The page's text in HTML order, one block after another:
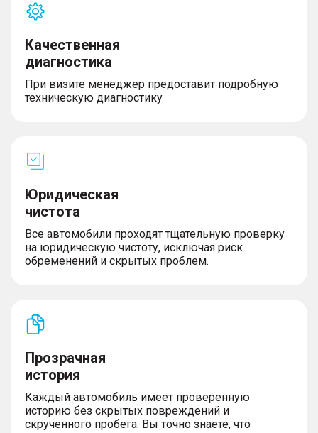
Качественная
диагностика
При визите менеджер предоставит подробную
техническую диагностику
Юридическая
чистота
Все автомобили проходят тщательную проверку
на юридическую чистоту, исключая риск
обременений и скрытых проблем.
Прозрачная
история
Каждый автомобиль имеет проверенную
историю без скрытых повреждений и
скрученного пробега. Вы точно знаете, что